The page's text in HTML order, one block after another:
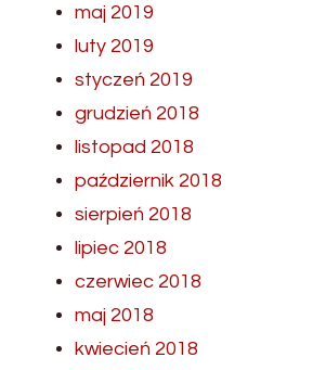
maj 2019
luty 2019
styczeń 2019
grudzień 2018
listopad 2018
październik 2018
sierpień 2018
lipiec 2018
czerwiec 2018
maj 2018
kwiecień 2018